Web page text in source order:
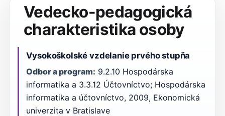
Vedecko-pedagogická
charakteristika osoby
Vysokoškolské vzdelanie prvého stupňa
Odbor a program: 9.2.10 Hospodárska
informatika a 3.3.12 Účtovníctvo; Hospodárska
informatika a účtovníctvo, 2009, Ekonomická
univerzita v Bratislave